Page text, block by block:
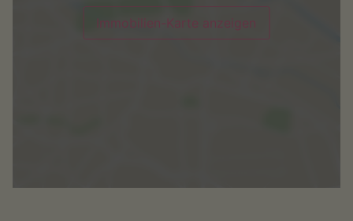
Immobilien-Karte anzeigen